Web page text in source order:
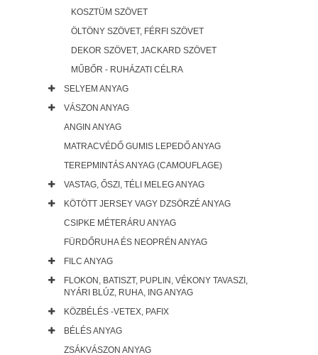
KOSZTÜM SZÖVET
ÖLTÖNY SZÖVET, FÉRFI SZÖVET
DEKOR SZÖVET, JACKARD SZÖVET
MŰBŐR - RUHÁZATI CÉLRA
SELYEM ANYAG
VÁSZON ANYAG
ANGIN ANYAG
MATRACVÉDŐ GUMIS LEPEDŐ ANYAG
TEREPMINTÁS ANYAG (CAMOUFLAGE)
VASTAG, ŐSZI, TÉLI MELEG ANYAG
KÖTÖTT JERSEY VAGY DZSÖRZÉ ANYAG
CSIPKE MÉTERÁRU ANYAG
FÜRDŐRUHA ÉS NEOPRÉN ANYAG
FILC ANYAG
FLOKON, BATISZT, PUPLIN, VÉKONY TAVASZI,
NYÁRI BLÚZ, RUHA, ING ANYAG
KÖZBÉLÉS -VETEX, PAFIX
BÉLÉS ANYAG
ZSÁKVÁSZON ANYAG